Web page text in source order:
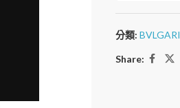
分類: BVLGARI
Share: